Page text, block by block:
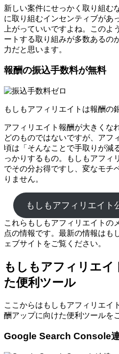
新しい案件にせっかく取り組む
に取り組むインセンティブがあ
上がっていいですよね。このよ
ートする取り組みが多数あるの
力だと思います。
報酬の振込手数料が無料
もしもアフィリエイトは報酬の
アフィリエイト報酬が大きくな
どのものではないですが、アフ
頃は「そんなことで手取りが減
っかりするもの。もしもアフィ
でその分お得ですし、変なモチ
りません。
もしもアフィリエイト
これらもしもアフィリエイトの
点の情報です。最新の情報はも
ェブサイトをご覧ください。
もしもアフィリエイ
た便利ツール
ここからはもしもアフィリエイ
酬アップに向けた便利ツールを
Google Search Console